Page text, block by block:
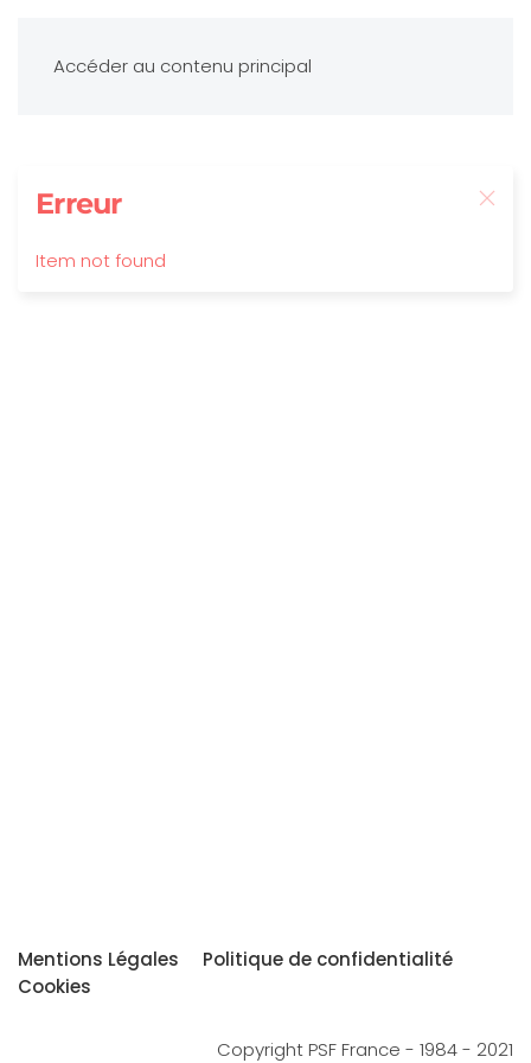
Accéder au contenu principal
Erreur
Item not found
Mentions Légales
Politique de confidentialité
Cookies
Copyright PSF France - 1984 - 2021